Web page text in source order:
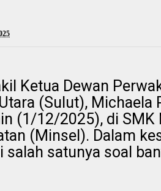
Ketua Dewan
(Sulut), Michaela
(1/12/2025), di SMK
(Minsel). Dalam
satunya soal